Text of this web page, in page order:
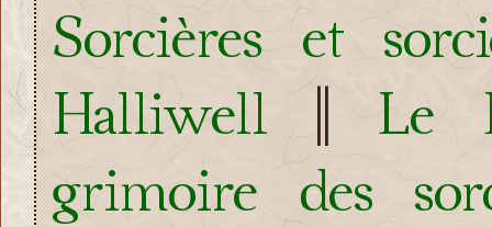
Sorcières et
Halliwell
Le
grimoire des